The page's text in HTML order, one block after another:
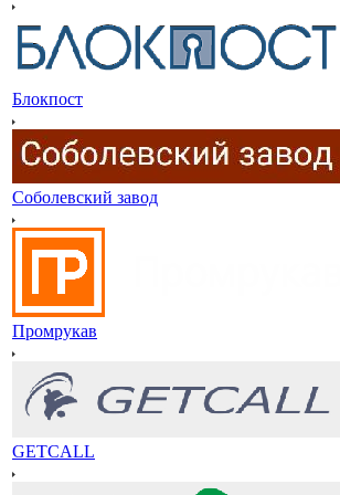
Блокпост
Соболевский завод
Промрукав
GETCALL